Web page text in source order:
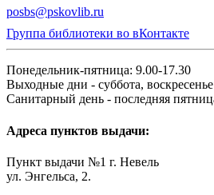
posbs@pskovlib.ru
Группа библиотеки во вКонтакте
Понедельник-пятница: 9.00-17.30
Выходные дни - суббота, воскресенье
Санитарный день - последняя
Адреса пунктов выдачи:
Пункт выдачи №1 г. Невель
ул. Энгельса, 2.